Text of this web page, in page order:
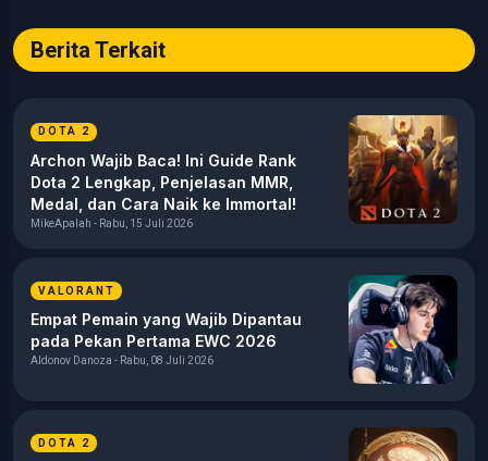
Berita Terkait
DOTA 2
Archon Wajib Baca! Ini Guide Rank
Dota 2 Lengkap, Penjelasan MMR,
Medal, dan Cara Naik ke Immortal!
MikeApalah - Rabu, 15 Juli 2026
VALORANT
Empat Pemain yang Wajib Dipantau
pada Pekan Pertama EWC 2026
Aldonov Danoza - Rabu, 08 Juli 2026
DOTA 2